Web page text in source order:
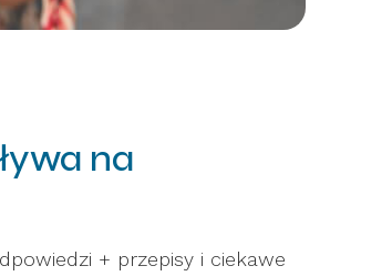
na
+ przepisy i ciekawe